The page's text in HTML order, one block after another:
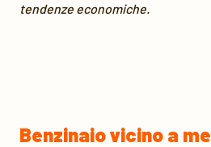
tendenze economiche.
Benzinaio vicino a me